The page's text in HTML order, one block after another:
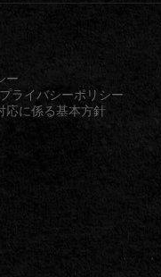
ー
ライバシーポリシー
応に係る基本方針